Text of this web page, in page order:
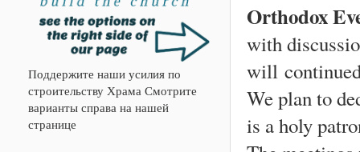
Orthodox
with
will
We plan to
is a holy
Поддержите наши усилия по
строительству Храма Смотрите
варианты справа на нашей
странице